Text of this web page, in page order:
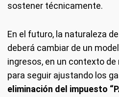
sostener técnicamente.
En el futuro, la naturaleza
deberá cambiar de un
ingresos, en un contexto
para seguir ajustando los
eliminación del impuesto